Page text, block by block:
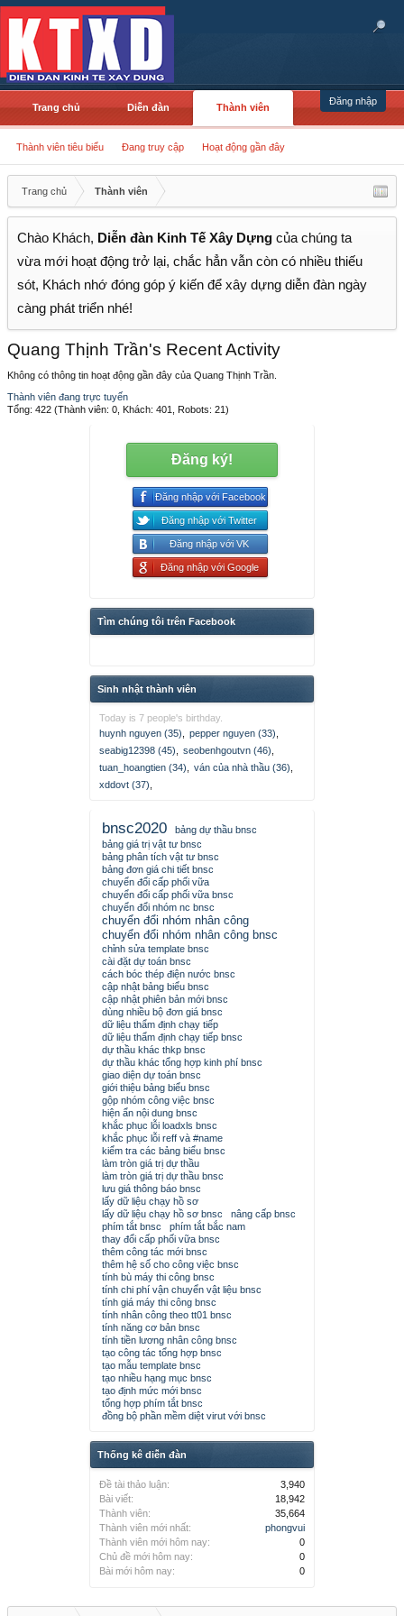
Đăng nhập
Trang chủ Diễn đàn Thành viên
Thành viên tiêu biểu Đang truy cập Hoạt động gần đây
Trang chủ Thành viên
Chào Khách, Diễn đàn Kinh Tế Xây Dựng của chúng ta
vừa mới hoạt động trở lại, chắc hẳn vẫn còn có nhiều thiếu
sót, Khách nhớ đóng góp ý kiến để xây dựng diễn đàn ngày
càng phát triển nhé!
Quang Thịnh Trần's Recent Activity
Không có thông tin hoạt động gần đây của Quang Thịnh Trần.
Thành viên đang trực tuyến
Tổng: 422 (Thành viên: 0, Khách: 401, Robots: 21)
Đăng ký!
Đăng nhập với Facebook
Đăng nhập với Twitter
Đăng nhập với VK
Đăng nhập với Google
Tìm chúng tôi trên Facebook
Sinh nhật thành viên
Today is 7 people's birthday.
huynh nguyen (35)
pepper nguyen (33)
seabig12398 (45)
seobenhgoutvn (46)
tuan_hoangtien (34)
ván của nhà thầu (36)
xddovt (37)
bnsc2020
bảng dự thầu bnsc
bảng giá trị vật tư bnsc
bảng phân tích vật tư bnsc
bảng đơn giá chi tiết bnsc
chuyển đổi cấp phối vữa
chuyển đổi cấp phối vữa bnsc
chuyển đổi nhóm nc bnsc
chuyển đổi nhóm nhân công
chuyển đổi nhóm nhân công bnsc
chỉnh sửa template bnsc
cài đặt dự toán bnsc
cách bóc thép điện nước bnsc
cập nhật bảng biểu bnsc
cập nhật phiên bản mới bnsc
dùng nhiều bộ đơn giá bnsc
dữ liệu thẩm định chạy tiếp
dữ liệu thẩm định chạy tiếp bnsc
dự thầu khác thkp bnsc
dự thầu khác tổng hợp kinh phí bnsc
giao diện dự toán bnsc
giới thiệu bảng biểu bnsc
gộp nhóm công việc bnsc
hiện ẩn nội dung bnsc
khắc phục lỗi loadxls bnsc
khắc phục lỗi reff và #name
kiểm tra các bảng biểu bnsc
làm tròn giá trị dự thầu
làm tròn giá trị dự thầu bnsc
lưu giá thông báo bnsc
lấy dữ liệu chạy hồ sơ
lấy dữ liệu chạy hồ sơ bnsc
nâng cấp bnsc
phím tắt bnsc
phím tắt bắc nam
thay đổi cấp phối vữa bnsc
thêm công tác mới bnsc
thêm hệ số cho công việc bnsc
tính bù máy thi công bnsc
tính chi phí vận chuyển vật liệu bnsc
tính giá máy thi công bnsc
tính nhân công theo tt01 bnsc
tính năng cơ bản bnsc
tính tiền lương nhân công bnsc
tạo công tác tổng hợp bnsc
tạo mẫu template bnsc
tạo nhiều hạng mục bnsc
tạo định mức mới bnsc
tổng hợp phím tắt bnsc
đồng bộ phần mềm diệt virut với bnsc
Thống kê diễn đàn
Đề tài thảo luận:
3,940
Bài viết:
18,942
Thành viên:
35,664
Thành viên mới nhất:
phongvui
Thành viên mới hôm nay:
0
Chủ đề mới hôm nay:
0
Bài mới hôm nay:
0